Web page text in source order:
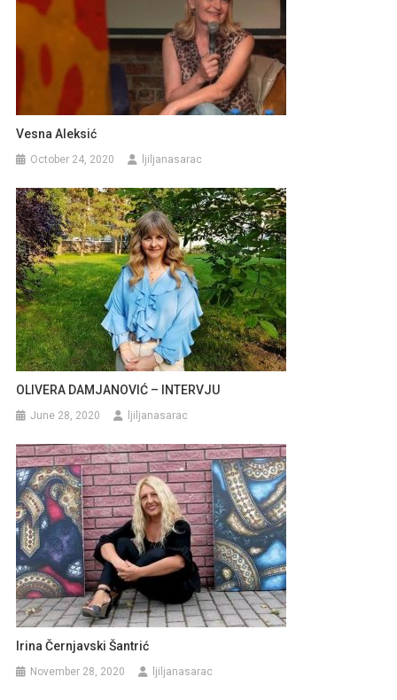
Vesna Aleksić
October 24, 2020 ljiljanasarac
OLIVERA DAMJANOVIĆ – INTERVJU
June 28, 2020 ljiljanasarac
Irina Černjavski Šantrić
November 28, 2020 ljiljanasarac